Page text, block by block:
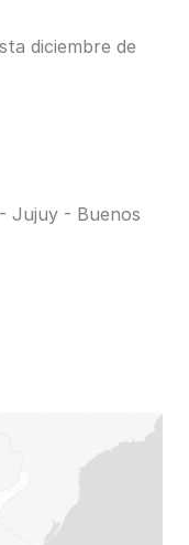
diciembre de
Jujuy - Buenos